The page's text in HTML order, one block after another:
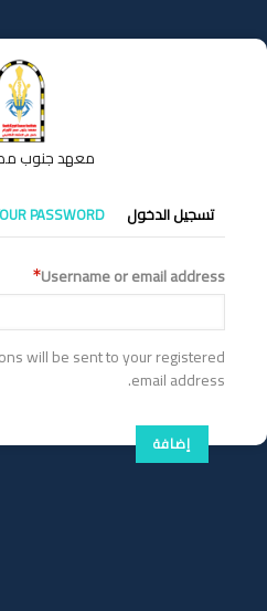
إلى
المحتوى
معهد جنوب
التبويبات
الأساسية
تسجيل الدخول PASSWORD
Username or email address
will be sent to your registered
email address.